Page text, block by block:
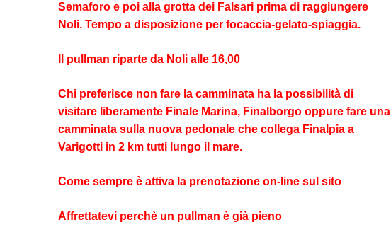
Semaforo e poi alla grotta dei Falsari prima di raggiungere
Noli. Tempo a disposizione per focaccia-gelato-spiaggia.
Il pullman riparte da Noli alle 16,00
Chi preferisce non fare la camminata ha la possibilità di
visitare liberamente Finale Marina, Finalborgo oppure fare una
camminata sulla nuova pedonale che collega Finalpia a
Varigotti in 2 km tutti lungo il mare.
Come sempre è attiva la prenotazione on-line sul sito
Affrettatevi perchè un pullman è già pieno